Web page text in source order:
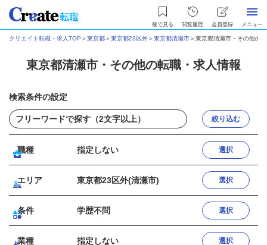
後で見る 閲覧履歴 会員登録 メニュー
クリエイト転職・求人TOP ＞東京都＞東京都23区外＞東京都清瀬市＞東京都清瀬市・その他の
東京都清瀬市・その他の転職・求人情報
検索条件の設定
絞り込む
職種 指定しない 選択
エリア 東京都23区外(清瀬市) 選択
条件 学歴不問 選択
業種 指定しない 選択